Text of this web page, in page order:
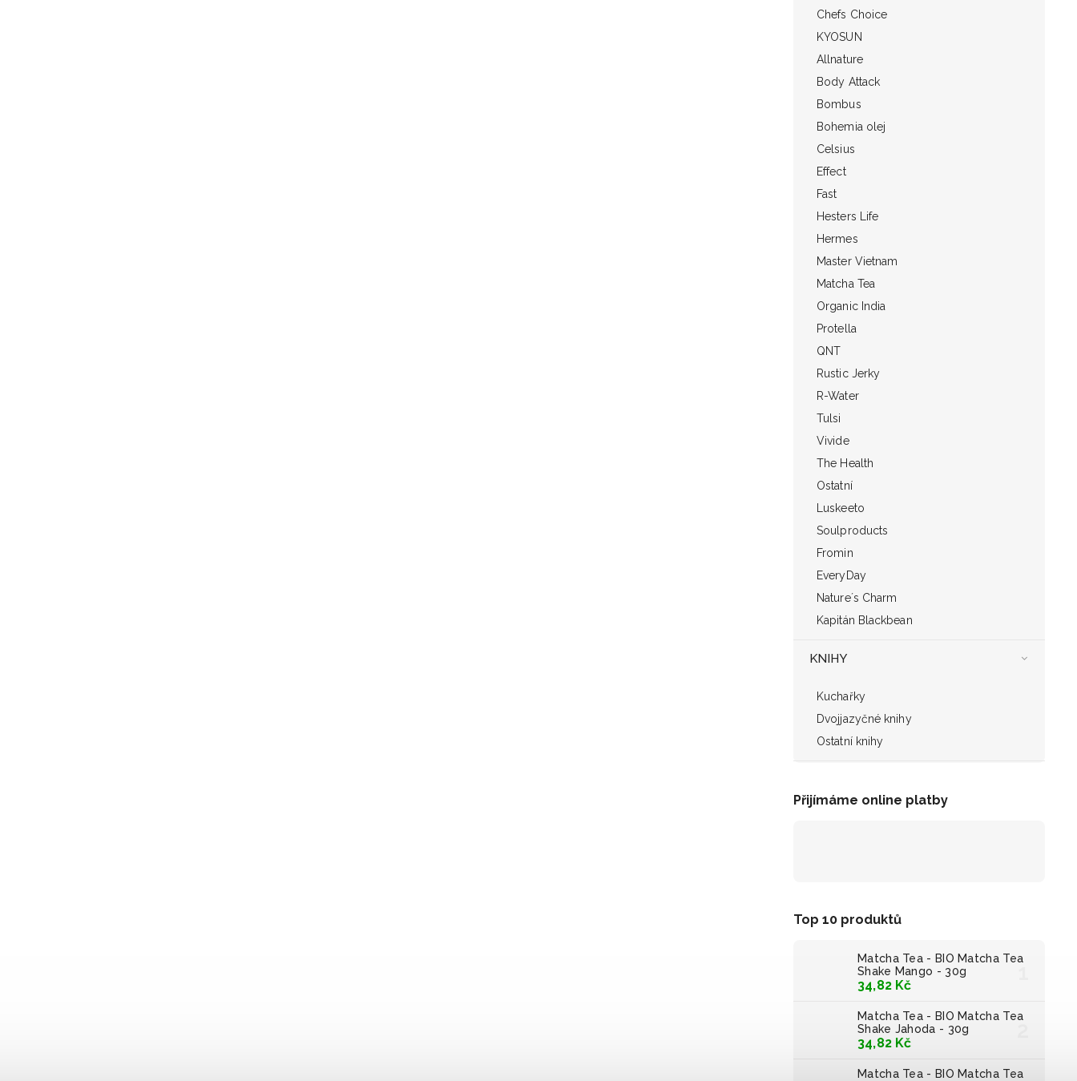
Chefs Choice
KYOSUN
Allnature
Body Attack
Bombus
Bohemia olej
Celsius
Effect
Fast
Hesters Life
Hermes
Master Vietnam
Matcha Tea
Organic India
Protella
QNT
Rustic Jerky
R-Water
Tulsi
Vivide
The Health
Ostatní
Luskeeto
Soulproducts
Fromin
EveryDay
Nature´s Charm
Kapitán Blackbean
KNIHY
Kuchařky
Dvojjazyčné knihy
Ostatní knihy
Přijímáme online platby
Top 10 produktů
Matcha Tea - BIO Matcha Tea
Shake Mango - 30g
34,82 Kč
Matcha Tea - BIO Matcha Tea
Shake Jahoda - 30g
34,82 Kč
Matcha Tea - BIO Matcha Tea